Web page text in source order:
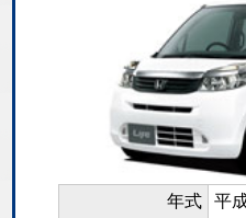
年式
平